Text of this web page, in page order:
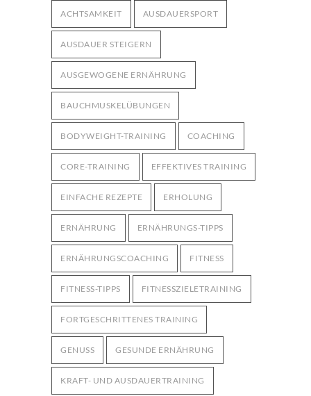
Training ohne Geräte
12. OKTOBER 2024
ACHTSAMKEIT AUSDAUERSPORT
AUSDAUER STEIGERN
AUSGEWOGENE ERNÄHRUNG
BAUCHMUSKELÜBUNGEN
BODYWEIGHT-TRAINING COACHING
CORE-TRAINING EFFEKTIVES TRAINING
EINFACHE REZEPTE ERHOLUNG
ERNÄHRUNG ERNÄHRUNGS-TIPPS
ERNÄHRUNGSCOACHING FITNESS
FITNESS-TIPPS FITNESSZIELETRAINING
FORTGESCHRITTENES TRAINING
GENUSS GESUNDE ERNÄHRUNG
KRAFT- UND AUSDAUERTRAINING